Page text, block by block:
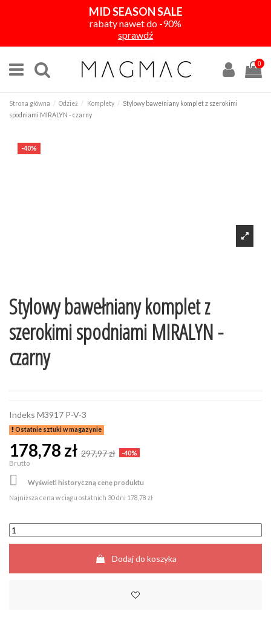
MID SEASON SALE
rabaty nawet do -90%
sprawdź
0
Strona główna Odzież Komplety
Stylowy bawełniany komplet z szerokimi
spodniami MIRALYN - czarny
-40%
Stylowy bawełniany komplet z
szerokimi spodniami MIRALYN -
czarny
Indeks M3917 P-V-3
Ostatnie sztuki w magazynie
178,78 zł 297,97 zł -40%
Brutto

Wyświetl historyczną cenę produktu
Najniższa cena w ciągu ostatnich 30 dni 178,78 zł
Dodaj do koszyka